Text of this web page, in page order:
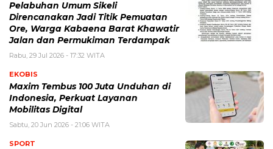
Pelabuhan Umum Sikeli
Direncanakan Jadi Titik Pemuatan
Ore, Warga Kabaena Barat Khawatir
Jalan dan Permukiman Terdampak
Rabu, 29 Jul 2026 - 17:32 WITA
EKOBIS
Maxim Tembus 100 Juta Unduhan di
Indonesia, Perkuat Layanan
Mobilitas Digital
Sabtu, 20 Jun 2026 - 21:06 WITA
SPORT